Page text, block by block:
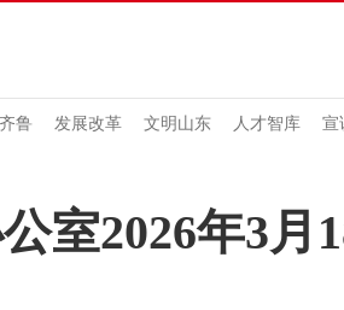
鲁 发展改革 文明山东 人才智库 宣
室2026年3月